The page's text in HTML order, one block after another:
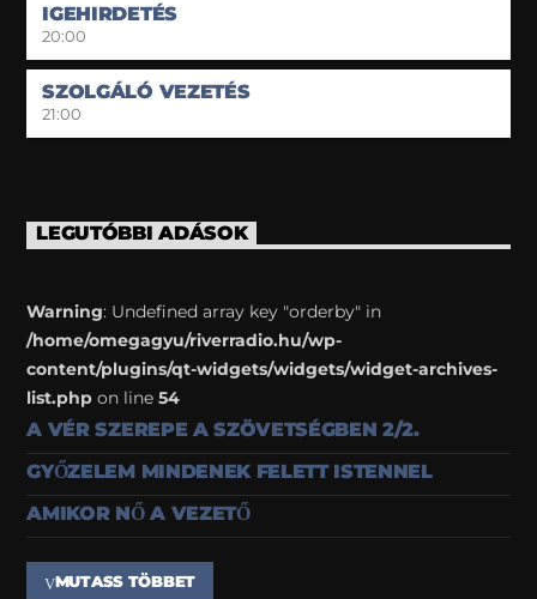
IGEHIRDETÉS
20:00
SZOLGÁLÓ VEZETÉS
21:00
LEGUTÓBBI ADÁSOK
Warning: Undefined array key "orderby" in
/home/omegagyu/riverradio.hu/wp-
content/plugins/qt-widgets/widgets/widget-archives-
list.php on line54
A VÉR SZEREPE A SZÖVETSÉGBEN 2/2.
GYŐZELEM MINDENEK FELETT ISTENNEL
AMIKOR NŐ A VEZETŐ
MUTASS TÖBBET